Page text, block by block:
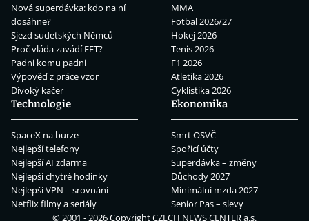
Nová superdávka: kdo na ní
dosáhne?
Sjezd sudetských Němců
Proč vláda zavádí EET?
Padni komu padni
Výpověď z práce vzor
Divoký kačer
MMA
Fotbal 2026/27
Hokej 2026
Tenis 2026
F1 2026
Atletika 2026
Cyklistika 2026
Technologie
SpaceX na burze
Nejlepší telefony
Nejlepší AI zdarma
Nejlepší chytré hodinky
Nejlepší VPN – srovnání
Netflix filmy a seriály
Ekonomika
Smrt OSVČ
Spořicí účty
Superdávka – změny
Důchody 2027
Minimální mzda 2027
Senior Pas – slevy
© 2001 - 2026 CopyrightCZECH NEWS CENTER a.s.